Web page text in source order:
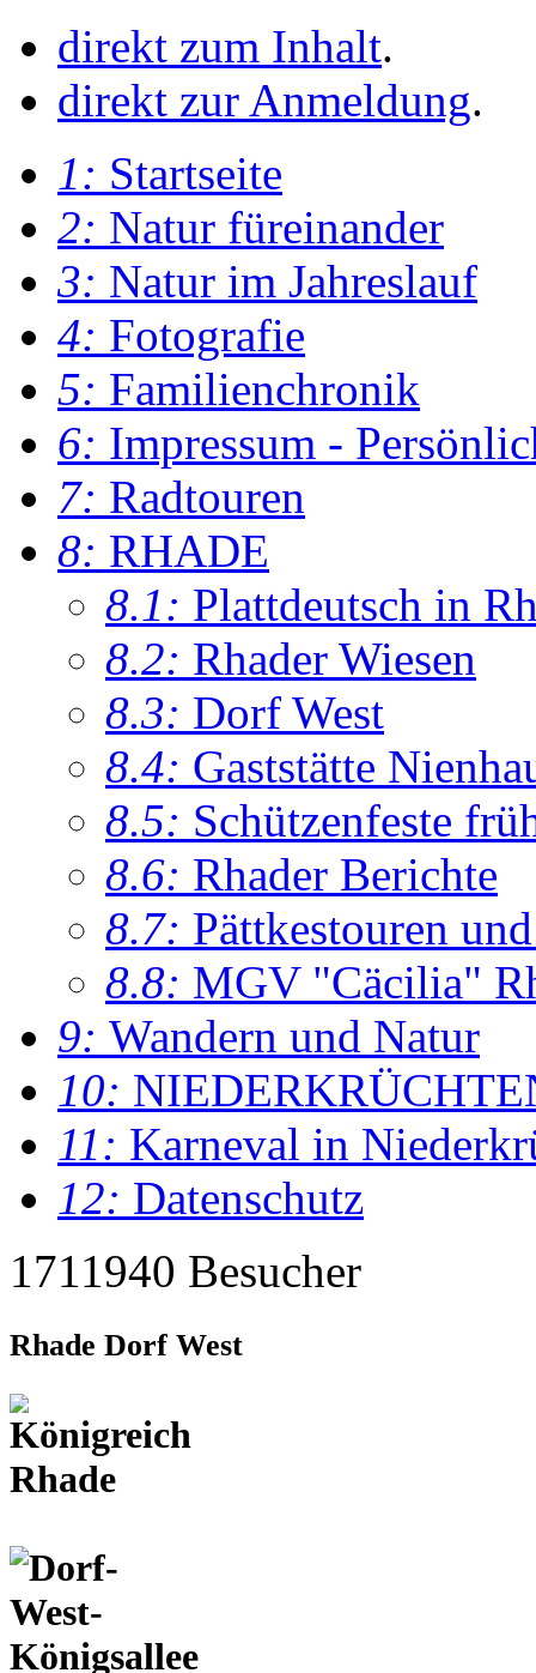
direkt zum Inhalt.
direkt zur Anmeldung.
1: Startseite
2: Natur füreinander
3: Natur im Jahreslauf
4: Fotografie
5: Familienchronik
6: Impressum -
7: Radtouren
8: RHADE
8.1: Plattdeutsch in
8.2: Rhader Wiesen
8.3: Dorf West
8.4: Gaststätte
8.5: Schützenfeste
8.6: Rhader Berichte
8.7: Pättkestouren
8.8: MGV "Cäcilia"
9: Wandern und Natur
10:
11: Karneval in
12: Datenschutz
1711940 Besucher
Rhade Dorf West